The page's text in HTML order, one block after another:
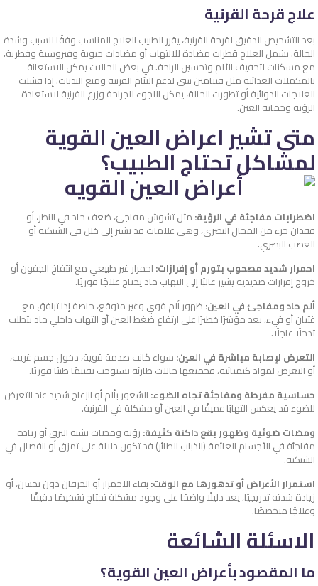
علاج قرحة القرنية
بعد التشخيص الدقيق لقرحة القرنية، يقرر الطبيب العلاج المناسب وفقًا للسبب وشدة
الحالة. يشمل العلاج قطرات مضادة للالتهاب أو مضادات حيوية وفيروسية وفطرية،
مع مسكنات لتخفيف الألم وتحسين الراحة. في بعض الحالات يمكن الاستعانة
بالمكملات الغذائية مثل فيتامين سي لدعم التئام القرنية ومنع الندبات. إذا فشلت
العلاجات الدوائية أو تطورت الحالة، يمكن اللجوء للجراحة وزرع القرنية لاستعادة
الرؤية وحماية العين.
متى تشير اعراض العين القوية
لمشاكل تحتاج الطبيب؟
اضطرابات مفاجئة في الرؤية: مثل تشوش مفاجئ، ضعف حاد في النظر، أو
فقدان جزء من المجال البصري، وهي علامات قد تشير إلى خلل في الشبكية أو
العصب البصري.
احمرار شديد مصحوب بتورم أو إفرازات: احمرار غير طبيعي مع انتفاخ الجفون أو
خروج إفرازات صديدية يشير غالبًا إلى التهاب حاد يحتاج علاجًا فوريًا.
ألم حاد ومفاجئ في العين: ظهور ألم قوي وغير متوقع، خاصة إذا ترافق مع
غثيان أو قيء، يعد مؤشرًا خطيرًا على ارتفاع ضغط العين أو التهاب داخلي حاد يتطلب
تدخلًا عاجلًا.
التعرض لإصابة مباشرة في العين: سواء كانت صدمة قوية، دخول جسم غريب،
أو التعرض لمواد كيميائية، فجميعها حالات طارئة تستوجب تقييمًا طبيًا فوريًا.
حساسية مفرطة ومفاجئة تجاه الضوء: الشعور بألم أو انزعاج شديد عند التعرض
للضوء قد يعكس التهابًا عميقًا في العين أو مشكلة في القرنية.
ومضات ضوئية وظهور بقع داكنة كثيفة: رؤية ومضات تشبه البرق أو زيادة
مفاجئة في الأجسام العائمة (الذباب الطائر) قد تكون دلالة على تمزق أو انفصال في
الشبكية.
استمرار الأعراض أو تدهورها مع الوقت: بقاء الاحمرار أو الحرقان دون تحسن، أو
زيادة شدته تدريجيًا، يعد دليلًا واضحًا على وجود مشكلة تحتاج تشخيصًا دقيقًا
وعلاجًا متخصصًا.
الاسئلة الشائعة
ما المقصود بأعراض العين القوية؟